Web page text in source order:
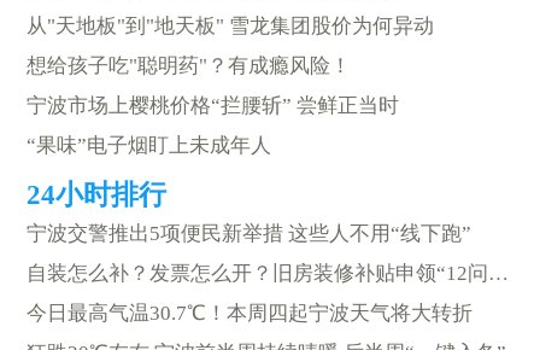
从"天地板"到"地天板" 雪龙集团股价为何异动
想给孩子吃"聪明药"？有成瘾风险！
宁波市场上樱桃价格“拦腰斩” 尝鲜正当时
“果味”电子烟盯上未成年人
宁波交警推出5项便民新举措 这些人不用“线下跑”
自装怎么补？发票怎么开？旧房装修补贴申领“12问”答案来了
今日最高气温30.7℃！本周四起宁波天气将大转折